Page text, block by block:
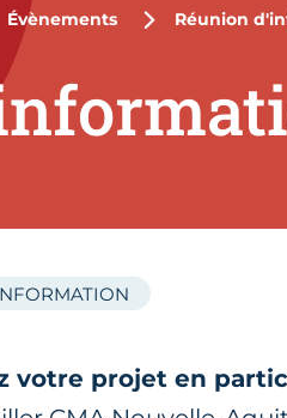
Évènements Réunion
votre projet en